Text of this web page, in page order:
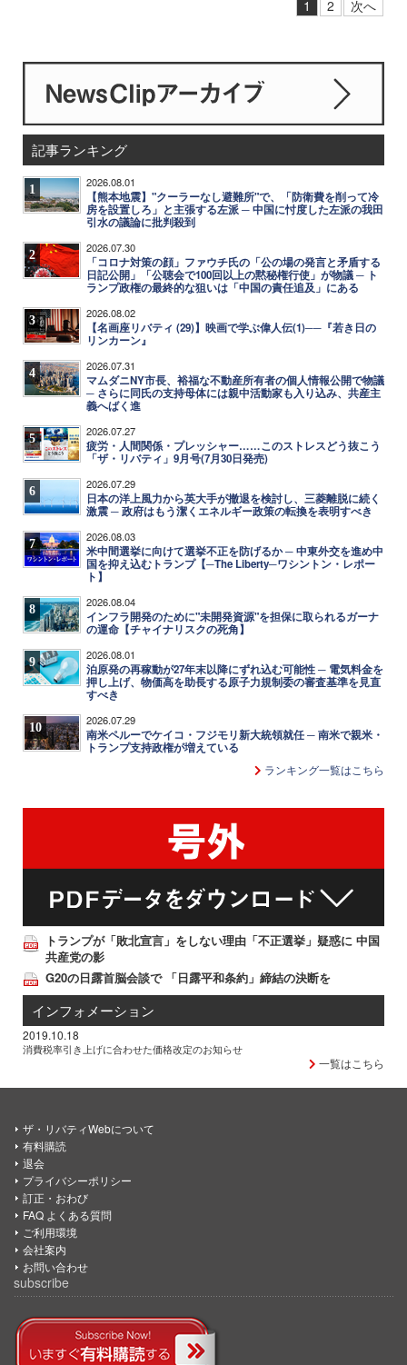
1 2 次へ
記事ランキング
1 2026.08.01
【熊本地震】"クーラーなし避難所"で、「防衛費を削って冷
房を設置しろ」と主張する左派 ─ 中国に忖度した左派の我田
引水の議論に批判殺到
2 2026.07.30
「コロナ対策の顔」ファウチ氏の「公の場の発言と矛盾する
日記公開」「公聴会で100回以上の黙秘権行使」が物議 ─ ト
ランプ政権の最終的な狙いは「中国の責任追及」にある
3 2026.08.02
【名画座リバティ (29)】映画で学ぶ偉人伝(1)──『若き日の
リンカーン』
4 2026.07.31
マムダニNY市長、裕福な不動産所有者の個人情報公開で物議
─ さらに同氏の支持母体には親中活動家も入り込み、共産主
義へばく進
5 2026.07.27
疲労・人間関係・プレッシャー……このストレスどう抜こう
「ザ・リバティ」9月号(7月30日発売)
6 2026.07.29
日本の洋上風力から英大手が撤退を検討し、三菱離脱に続く
激震 ─ 政府はもう潔くエネルギー政策の転換を表明すべき
7 2026.08.03
米中間選挙に向けて選挙不正を防げるか ─ 中東外交を進め中
国を抑え込むトランプ【─The Liberty─ワシントン・レポー
ト】
8 2026.08.04
インフラ開発のために"未開発資源"を担保に取られるガーナ
の運命【チャイナリスクの死角】
9 2026.08.01
泊原発の再稼動が27年末以降にずれ込む可能性 ─ 電気料金を
押し上げ、物価高を助長する原子力規制委の審査基準を見直
すべき
10 2026.07.29
南米ペルーでケイコ・フジモリ新大統領就任 ─ 南米で親米・
トランプ支持政権が増えている
ランキング一覧はこちら
トランプが「敗北宣言」をしない理由「不正選挙」疑惑に 中国
共産党の影
G20の日露首脳会談で 「日露平和条約」締結の決断を
インフォメーション
2019.10.18
消費税率引き上げに合わせた価格改定のお知らせ
一覧はこちら
ザ・リバティWebについて
有料購読
退会
プライバシーポリシー
訂正・おわび
FAQ よくある質問
ご利用環境
会社案内
お問い合わせ
subscribe